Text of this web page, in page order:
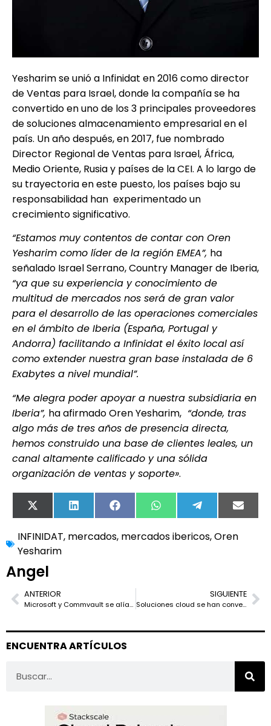
Yesharim se unió a Infinidat en 2016 como director
de Ventas para Israel, donde la compañía se ha
convertido en uno de los 3 principales proveedores
de soluciones almacenamiento empresarial en el
país. Un año después, en 2017, fue nombrado
Director Regional de Ventas para Israel, África,
Medio Oriente, Rusia y países de la CEI. A lo largo de
su trayectoria en este puesto, los países bajo su
responsabilidad han experimentado un
crecimiento significativo.
“Estamos muy contentos de contar con Oren
Yesharim como líder de la región EMEA”, ha
señalado Israel Serrano, Country Manager de Iberia,
“ya que su experiencia y conocimiento de
multitud de mercados nos será de gran valor
para el desarrollo de las operaciones comerciales
en el ámbito de Iberia (España, Portugal y
Andorra) facilitando a Infinidat el éxito local así
como extender nuestra gran base instalada de 6
Exabytes a nivel mundial”.
“Me alegra poder apoyar a nuestra subsidiaria en
Iberia”, ha afirmado Oren Yesharim, “donde, tras
algo más de tres años de presencia directa,
hemos construido una base de clientes leales, un
canal altamente calificado y una sólida
organización de ventas y soporte».
X
(Twitter)
LinkedIn FacebookWhatsApp TelegramEmail
INFINIDAT, mercados, mercados ibericos,Oren
Yesharim
Angel
ANTERIOR
Microsoft y Commvault se alían para ofrecer SaaS y tecnología cloud para la gestión de datos
SIGUIENTE
Soluciones cloud se han convertido en la alternativa del futuro
ENCUENTRA ARTÍCULOS